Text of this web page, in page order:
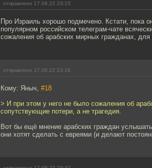
отправлено 17.08.22 23:15
Про Израиль хорошо подмечено. Кстати, пока
популярном российском телеграм-чате
сожаления об арабских мирных гражданах, для
отправлено 17.08.22 23:18
Кому: Яныч, #18
> И при этом у него не было сожаления об
сопутствующие потери, а не трагедия.
Вот бы ещё мнение арабских граждан
они хотят сделать с евреями (и делают